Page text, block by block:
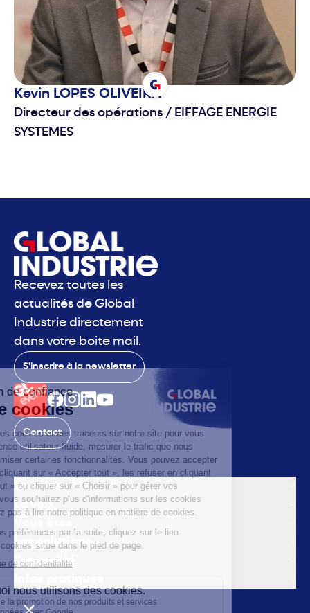
Kevin LOPES OLIVEIRA
Directeur des opérations / EIFFAGE ENERGIE
SYSTEMES
Recevez toutes les
actualités de Global
Industrie directement
dans votre boite mail.
S'inscrire à la newsletter
Contact
Le salon
La voix
Les solutions
L'actualité